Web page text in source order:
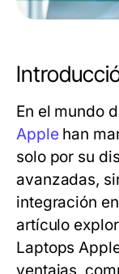
En el mundo
Applehan
solo por su
avanzadas,
integración
artículo
Laptops